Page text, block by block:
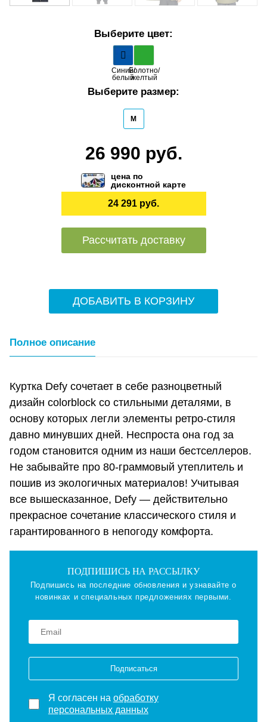
Выберите цвет:
Синий/
белый
Болотно/
желтый
Выберите размер:
M
26 990 руб.
цена по
дисконтной карте
24 291 руб.
Рассчитать доставку
ДОБАВИТЬ В КОРЗИНУ
Полное описание
Куртка Defy сочетает в себе разноцветный
дизайн colorblock со стильными деталями, в
основу которых легли элементы ретро-стиля
давно минувших дней. Неспроста она год за
годом становится одним из наши бестселлеров.
Не забывайте про 80-граммовый утеплитель и
пошив из экологичных материалов! Учитывая
все вышесказанное, Defy — действительно
прекрасное сочетание классического стиля и
гарантированного в непогоду комфорта.
ПОДПИШИСЬ НА РАССЫЛКУ
Подпишись на последние обновления и узнавайте о
новинках и специальных предложениях первыми.
Подписаться
Я согласен на обработку
персональных данных